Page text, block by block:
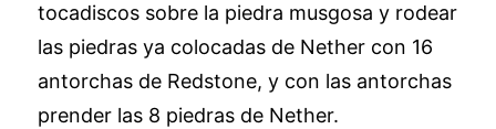
tocadiscos sobre la piedra musgosa y rodear
las piedras ya colocadas de Nether con 16
antorchas de Redstone, y con las antorchas
prender las 8 piedras de Nether.